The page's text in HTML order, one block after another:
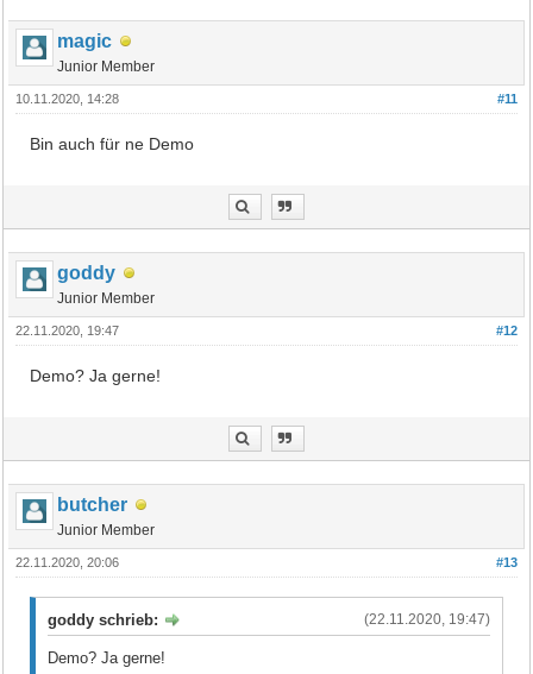
magic
Junior Member
#11
10.11.2020, 14:28
Bin auch für ne Demo
goddy
Junior Member
#12
22.11.2020, 19:47
Demo? Ja gerne!
butcher
Junior Member
#13
22.11.2020, 20:06
(22.11.2020, 19:47)
goddy schrieb:
Demo? Ja gerne!